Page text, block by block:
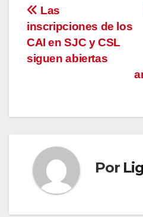
Navegación
de
entradas
Las
inscripciones de los
CAI en SJC y CSL
siguen abiertas
Por